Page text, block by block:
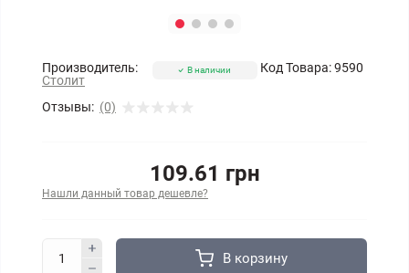
Производитель:
Столит
Код Товара: 9590
Отзывы: (0)
В наличии
109.61 грн
Нашли данный товар дешевле?
В корзину